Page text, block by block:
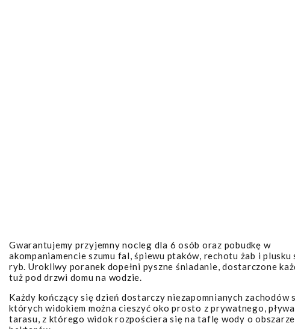
Gwarantujemy przyjemny nocleg dla 6 osób oraz pobudkę w
akompaniamencie szumu fal, śpiewu ptaków, rechotu żab i plusku
ryb. Urokliwy poranek dopełni pyszne śniadanie, dostarczone
tuż pod drzwi domu na wodzie.
Każdy kończący się dzień dostarczy niezapomnianych zachodów
których widokiem można cieszyć oko prosto z prywatnego,
tarasu, z którego widok rozpościera się na taflę wody o